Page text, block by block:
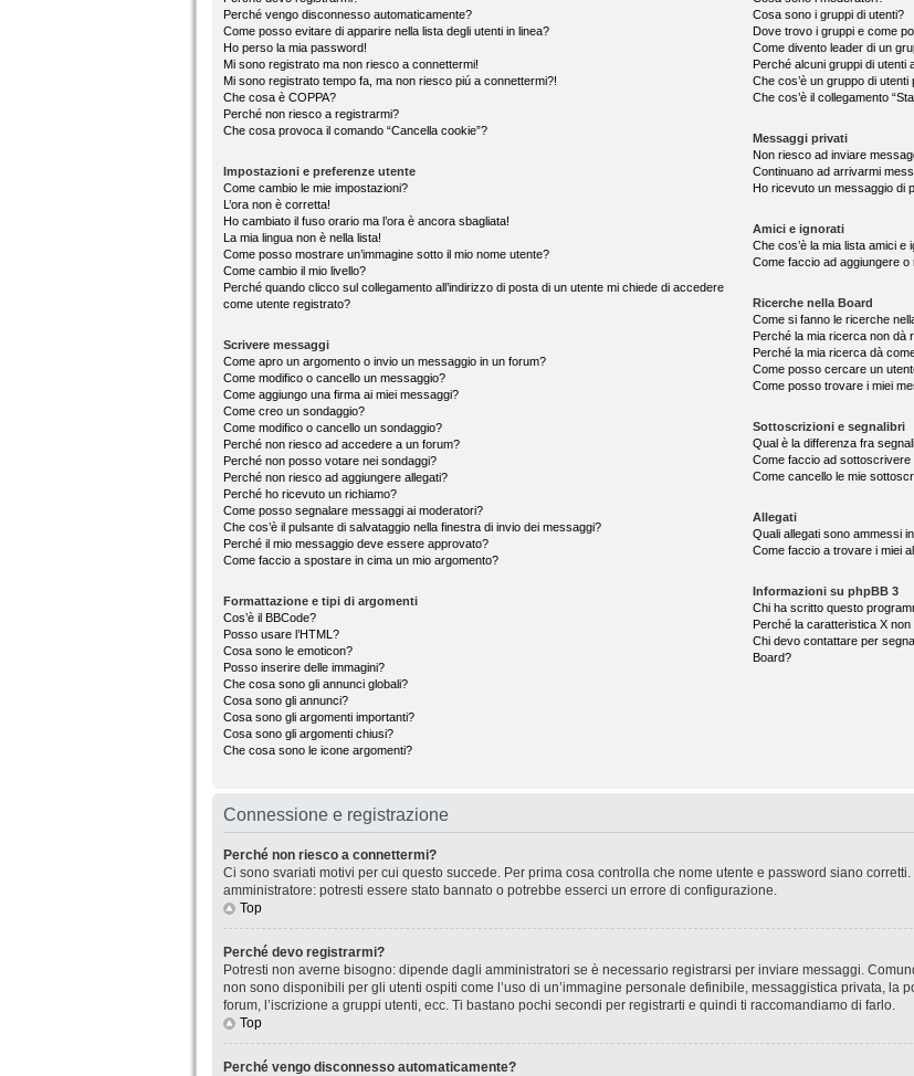
Perché vengo disconnesso automaticamente?
Come posso evitare di apparire nella lista degli utenti in linea?
Ho perso la mia password!
Mi sono registrato ma non riesco a connettermi!
Mi sono registrato tempo fa, ma non riesco piú a connettermi?!
Che cosa è COPPA?
Perché non riesco a registrarmi?
Che cosa provoca il comando “Cancella cookie”?
Impostazioni e preferenze utente
Come cambio le mie impostazioni?
L’ora non è corretta!
Ho cambiato il fuso orario ma l’ora è ancora sbagliata!
La mia lingua non è nella lista!
Come posso mostrare un’immagine sotto il mio nome utente?
Come cambio il mio livello?
Perché quando clicco sul collegamento all’indirizzo di posta di un utente mi chiede di accedere
come utente registrato?
Scrivere messaggi
Come apro un argomento o invio un messaggio in un forum?
Come modifico o cancello un messaggio?
Come aggiungo una firma ai miei messaggi?
Come creo un sondaggio?
Come modifico o cancello un sondaggio?
Perché non riesco ad accedere a un forum?
Perché non posso votare nei sondaggi?
Perché non riesco ad aggiungere allegati?
Perché ho ricevuto un richiamo?
Come posso segnalare messaggi ai moderatori?
Che cos’è il pulsante di salvataggio nella finestra di invio dei messaggi?
Perché il mio messaggio deve essere approvato?
Come faccio a spostare in cima un mio argomento?
Formattazione e tipi di argomenti
Cos’è il BBCode?
Posso usare l’HTML?
Cosa sono le emoticon?
Posso inserire delle immagini?
Che cosa sono gli annunci globali?
Cosa sono gli annunci?
Cosa sono gli argomenti importanti?
Cosa sono gli argomenti chiusi?
Che cosa sono le icone argomenti?
Cosa sono i gruppi di utenti?
Dove trovo i gruppi e come
Come divento leader di un
Perché alcuni gruppi di utenti
Che cos’è un gruppo di utenti
Che cos’è il collegamento
Messaggi privati
Non riesco ad inviare
Continuano ad arrivarmi
Ho ricevuto un messaggio di
Amici e ignorati
Che cos’è la mia lista amici e
Come faccio ad aggiungere
Ricerche nella Board
Come si fanno le ricerche
Perché la mia ricerca non dà
Perché la mia ricerca dà
Come posso cercare un
Come posso trovare i miei
Sottoscrizioni e segnalibri
Qual è la differenza fra
Come faccio ad
Come cancello le mie
Allegati
Quali allegati sono ammessi
Come faccio a trovare i miei
Informazioni su phpBB 3
Chi ha scritto questo
Perché la caratteristica X non
Chi devo contattare per
Board?
Connessione e registrazione
Perché non riesco a connettermi?
Ci sono svariati motivi per cui questo succede. Per prima cosa controlla che nome utente e password siano
amministratore: potresti essere stato bannato o potrebbe esserci un errore di configurazione.
Top
Perché devo registrarmi?
Potresti non averne bisogno: dipende dagli amministratori se è necessario registrarsi per inviare messaggi.
non sono disponibili per gli utenti ospiti come l’uso di un’immagine personale definibile, messaggistica privata, la
forum, l’iscrizione a gruppi utenti, ecc. Ti bastano pochi secondi per registrarti e quindi ti raccomandiamo di farlo.
Top
Perché vengo disconnesso automaticamente?